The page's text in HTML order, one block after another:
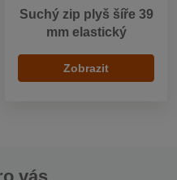
Suchý zip plyš šíře 39
mm elastický
Zobrazit